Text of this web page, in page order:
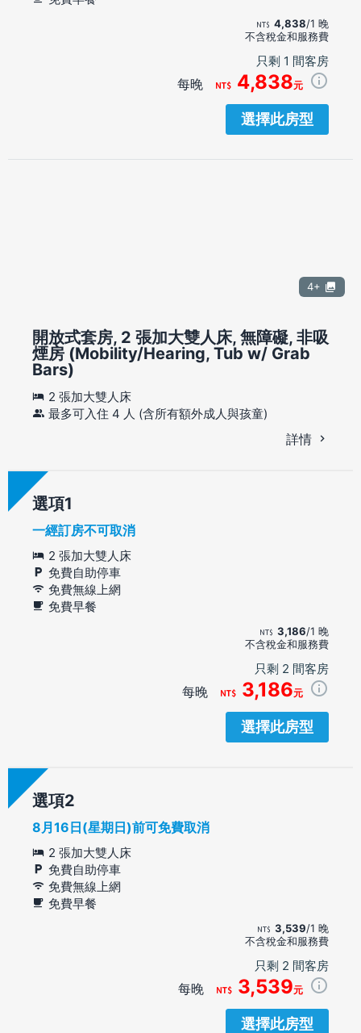
4,838/1 晚
不含稅金和服務費
只剩 1 間客房
每晚 4,838元
選擇此房型
4+
開放式套房, 2 張加大雙人床, 無障礙, 非吸
煙房 (Mobility/Hearing, Tub w/ Grab
Bars)
2 張加大雙人床
最多可入住 4 人 (含所有額外成人與孩童)
詳情
選項
一經訂房不可取消
2 張加大雙人床
免費自助停車
免費無線上網
免費早餐
3,186/1 晚
不含稅金和服務費
只剩 2 間客房
每晚 3,186元
選擇此房型
選項
8月16日(星期日)前可免費取消
2 張加大雙人床
免費自助停車
免費無線上網
免費早餐
3,539/1 晚
不含稅金和服務費
只剩 2 間客房
每晚 3,539元
選擇此房型